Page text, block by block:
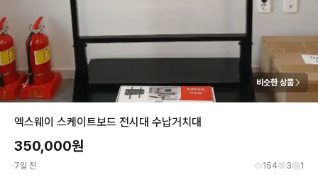
비슷한 상품
엑스웨이 스케이트보드 전시대 수납거치대
350,000원
7일 전 154 3 1